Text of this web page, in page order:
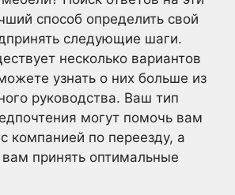
способ определить свой
следующие шаги.
несколько вариантов
узнать о них больше из
руководства. Ваш тип
могут помочь вам
компанией по переезду, а
принять оптимальные